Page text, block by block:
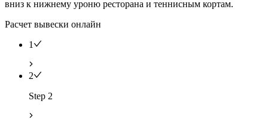
вниз к нижнему уроню ресторана и теннисным кортам.
Расчет вывески онлайн
1
2
Step 2